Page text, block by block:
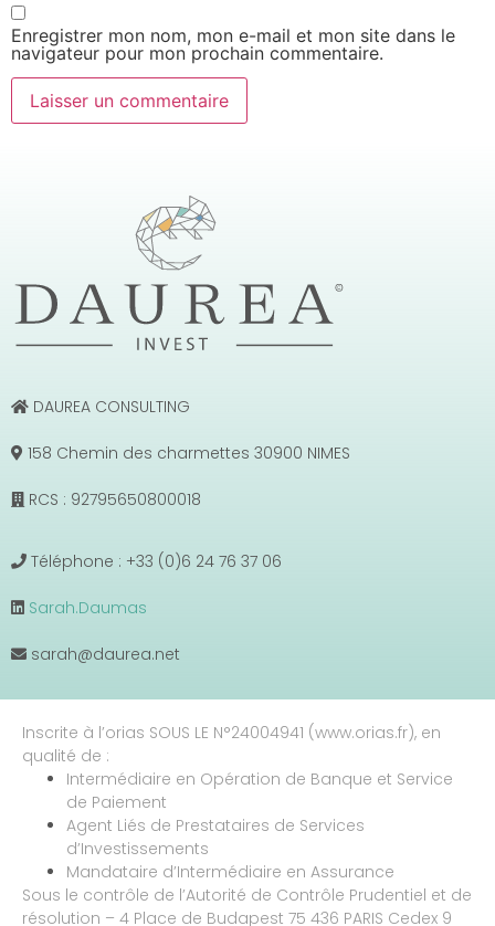
Enregistrer mon nom, mon e-mail et mon site dans le
navigateur pour mon prochain commentaire.
DAUREA CONSULTING
158 Chemin des charmettes 30900 NIMES
RCS : 92795650800018
Téléphone : +33 (0)6 24 76 37 06
Sarah.Daumas
sarah@daurea.net
Inscrite à l’orias SOUS LE N°24004941 (www.orias.fr), en
qualité de :
Intermédiaire en Opération de Banque et Service
de Paiement
Agent Liés de Prestataires de Services
d’Investissements
Mandataire d’Intermédiaire en Assurance
Sous le contrôle de l’Autorité de Contrôle Prudentiel et de
résolution – 4 Place de Budapest 75 436 PARIS Cedex 9